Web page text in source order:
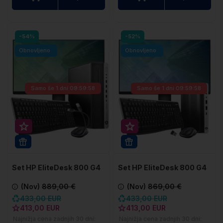
-54%
Obnovljeno
Super prihranek 20€
Samo še 1 dni 09:59:57
Set HP EliteDesk 800 G4
(Nov) 889,00 €
433,00 EUR
413,00 EUR
-52%
Obnovljeno
Samo še 1 dni 09:59:57
Set HP EliteDesk 800 G4
(Nov)869,00 €
433,00 EUR
413,00 EUR